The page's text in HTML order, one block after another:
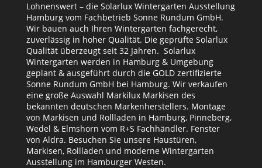
Lohnenswert – die Solarlux Wintergarten Ausstellung
Hamburg vom Fachbetrieb Sonne Rundum GmbH.
Wir bauen auch Ihren Wintergarten fachgerecht,
zuverlässig in hoher Qualität. Die geprüfte Solarlux
Qualität überzeugt seit 32 Jahren. Solarlux
Wintergarten werden in Hamburg & Umgebung
geplant & ausgeführt durch die GOLD zertifizierte
Sonne Rundum GmbH bei Hamburg. Wir verkaufen
eine große Auswahl Markilux Markisen des
bekannten deutschen Markenherstellers. Montage
von Markisen und Rollladen in Hamburg, Pinneberg,
Wedel & Elmshorn vom R+S Fachhändler. Fenster
von Aldra. Besuchen Sie unsere Haustüren,
Markisen, Rollladen und moderne Wintergarten
Ausstellung im Hamburger Westen.